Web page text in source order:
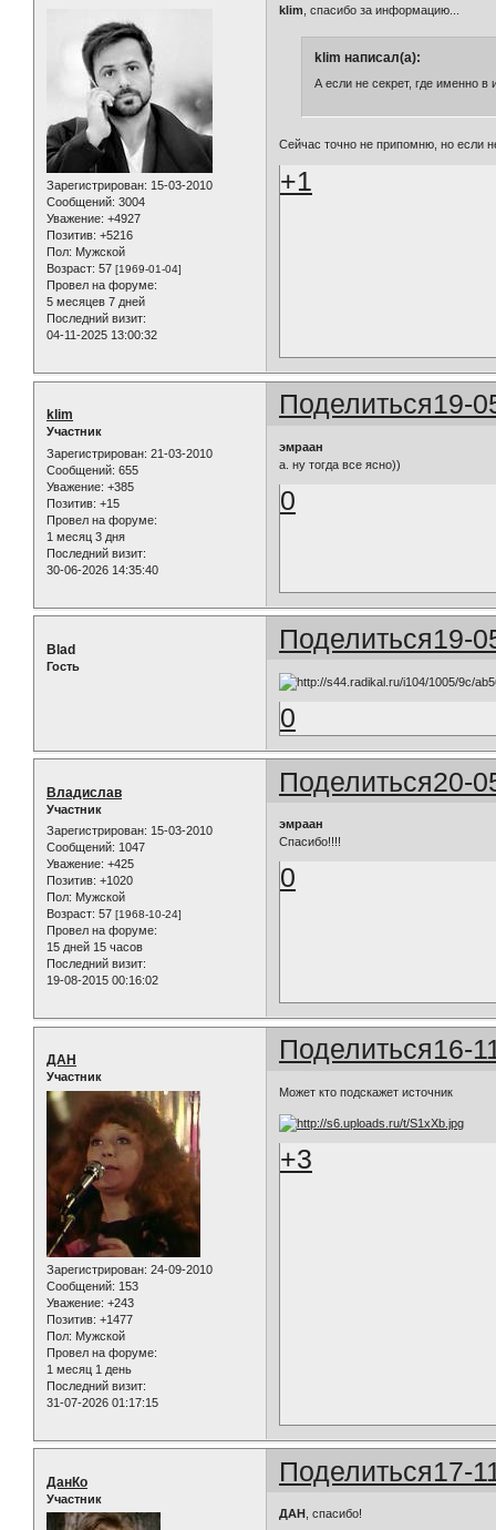
Зарегистрирован: 15-03-2010
Сообщений: 3004
Уважение: +4927
Позитив: +5216
Пол: Мужской
Возраст: 57 [1969-01-04]
Провел на форуме:
5 месяцев 7 дней
Последний визит:
04-11-2025 13:00:32
klim, спасибо за информацию...
klim написал(а):
А если не секрет, где именно в
Сейчас точно не припомню, но
+1
Поделиться19-
klim
Участник
Зарегистрирован: 21-03-2010
Сообщений: 655
Уважение: +385
Позитив: +15
Провел на форуме:
1 месяц 3 дня
Последний визит:
30-06-2026 14:35:40
эмраан
а. ну тогда все ясно))
0
Поделиться19-
Blad
Гость
0
Поделиться20-
Владислав
Участник
Зарегистрирован: 15-03-2010
Сообщений: 1047
Уважение: +425
Позитив: +1020
Пол: Мужской
Возраст: 57 [1968-10-24]
Провел на форуме:
15 дней 15 часов
Последний визит:
19-08-2015 00:16:02
эмраан
Спасибо!!!!
0
Поделиться16-
ДАН
Участник
Зарегистрирован: 24-09-2010
Сообщений: 153
Уважение: +243
Позитив: +1477
Пол: Мужской
Провел на форуме:
1 месяц 1 день
Последний визит:
31-07-2026 01:17:15
Может кто подскажет источник
+3
Поделиться17-
ДанКо
Участник
ДАН , спасибо!